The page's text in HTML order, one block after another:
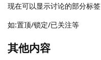
现在可以显示讨论的部分标签
如:置顶/锁定/已关注等
其他内容